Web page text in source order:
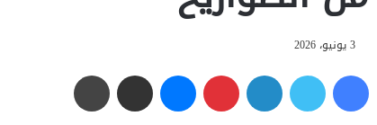
3 يونيو، 2026
فيسبوك تويتر لينكدإن بينتيريست ماسنجر مشاركة عبر البريد